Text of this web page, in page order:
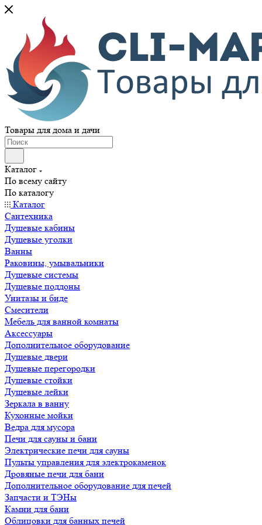
Товары для дома и дачи
Каталог
По всему сайту
По каталогу
Каталог
Сантехника
Душевые кабины
Душевые уголки
Ванны
Раковины, умывальники
Душевые системы
Душевые поддоны
Унитазы и биде
Смесители
Мебель для ванной комнаты
Аксессуары
Дополнительное оборудование
Душевые двери
Душевые перегородки
Душевые стойки
Душевые лейки
Зеркала в ванну
Кухонные мойки
Ведра для мусора
Печи для сауны и бани
Электрические печи для сауны
Пульты управления для электрокаменок
Дровяные печи для бани
Дополнительное оборудование для печей
Запчасти и ТЭНы
Камни для бани
Облицовки для банных печей